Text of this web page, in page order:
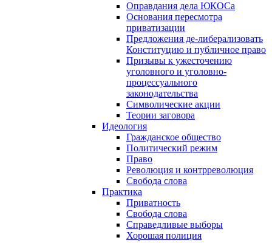
Оправдания дела ЮКОСа
Основания пересмотра
приватизации
Предложения де-либерализовать
Конституцию и публичное право
Призывы к ужесточению
уголовного и уголовно-
процессуального
законодательства
Символические акции
Теории заговора
Идеология
Гражданское общество
Политический режим
Право
Революция и контрреволюция
Свобода слова
Практика
Приватность
Свобода слова
Справедливые выборы
Хорошая полиция